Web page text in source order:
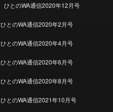
ひとのWA通信2020年12月号
ひとのWA通信2020年2月号
ひとのWA通信2020年4月号
ひとのWA通信2020年6月号
ひとのWA通信2020年8月号
ひとのWA通信2021年10月号